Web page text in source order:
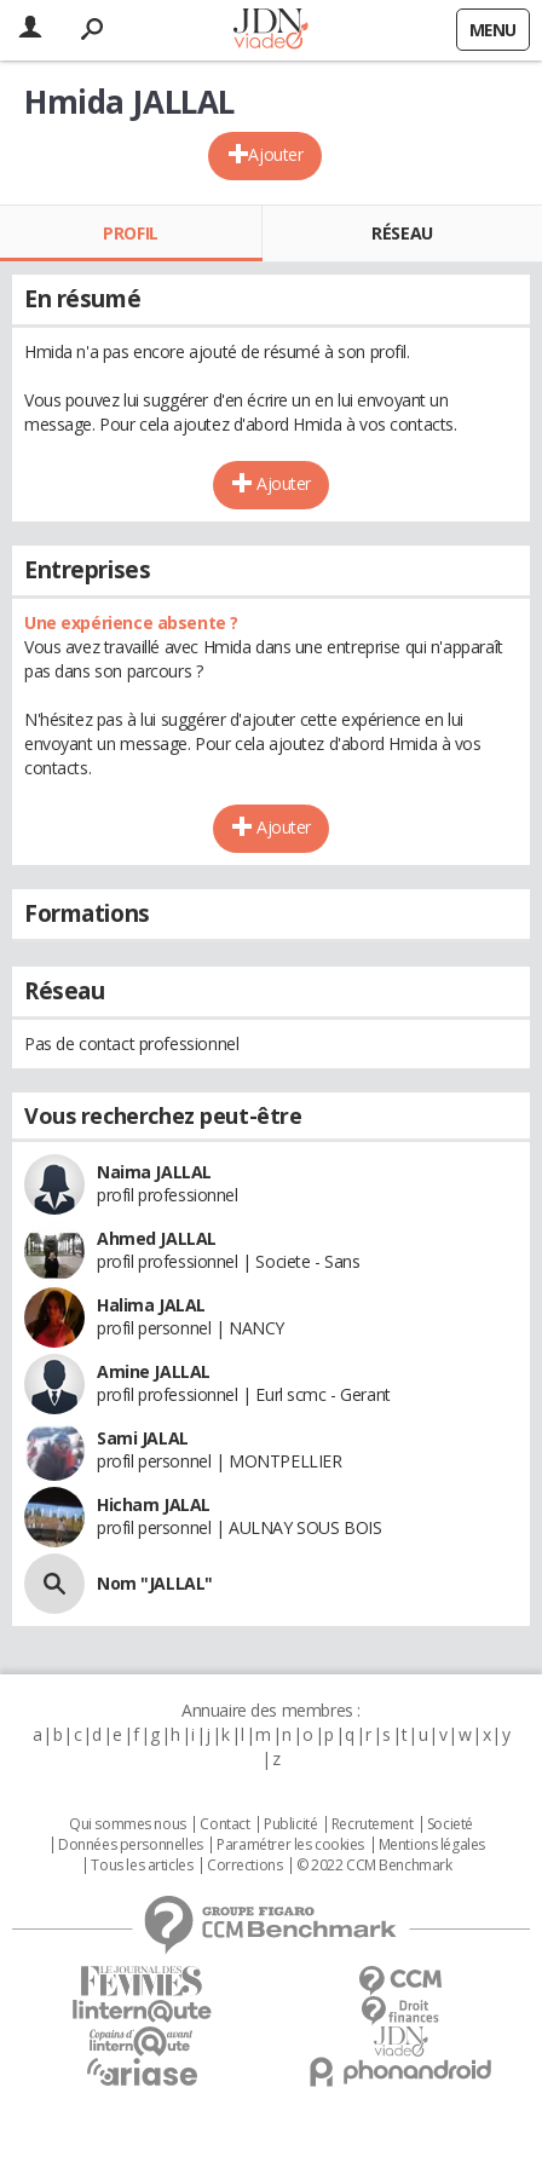
MENU
Ajouter
Hmida JALLAL
PROFIL RÉSEAU
En résumé
Hmida n'a pas encore ajouté de résumé à son profil.
Vous pouvez lui suggérer d'en écrire un en lui envoyant un
message. Pour cela ajoutez d'abord Hmida à vos contacts.
Ajouter
Entreprises
Une expérience absente ?
Vous avez travaillé avec Hmida dans une entreprise qui n'apparaît
pas dans son parcours ?
N'hésitez pas à lui suggérer d'ajouter cette expérience en lui
envoyant un message. Pour cela ajoutez d'abord Hmida à vos
contacts.
Ajouter
Formations
Réseau
Pas de contact professionnel
Vous recherchez peut-être
Naima JALLAL
profil professionnel
Ahmed JALLAL
profil professionnel | Societe - Sans
Halima JALAL
profil personnel | NANCY
Amine JALLAL
profil professionnel | Eurl scmc - Gerant
Sami JALAL
profil personnel | MONTPELLIER
Hicham JALAL
profil personnel | AULNAY SOUS BOIS
Nom "JALLAL"
Annuaire des membres :
a b c d e f g h i j k l m n o p q r s t u v w x y
z
Qui sommes nous Contact Publicité Recrutement
Societé
Données personnelles
Paramétrer les cookies
Mentions légales
Tous les articles
Corrections © 2022 CCM Benchmark